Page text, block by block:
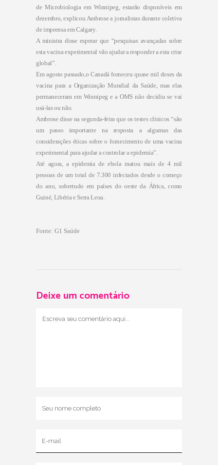
de Microbiologia em Winnipeg, estarão disponíveis em
dezembro, explicou Ambrose a jornalistas durante coletiva
de imprensa em Calgary.
A ministra disse esperar que “pesquisas avançadas sobre
esta vacina experimental vão ajudar a responder a esta crise
global”.
Em agosto passado,o Canadá forneceu quase mil doses da
vacina para a Organização Mundial da Saúde, mas elas
permaneceram em Winnipeg e a OMS não decidiu se vai
usá-las ou não.
Ambrose disse na segunda-feira que os testes clínicos “são
um passo importante na resposta a algumas das
considerações éticas sobre o fornecimento de uma vacina
experimental para ajudar a controlar a epidemia”.
Até agora, a epidemia de ebola matou mais de 4 mil
pessoas de um total de 7.300 infectados desde o começo
do ano, sobretudo em países do oeste da África, como
Guiné, Libéria e Serra Leoa.
Fonte: G1 Saúde
Deixe um comentário